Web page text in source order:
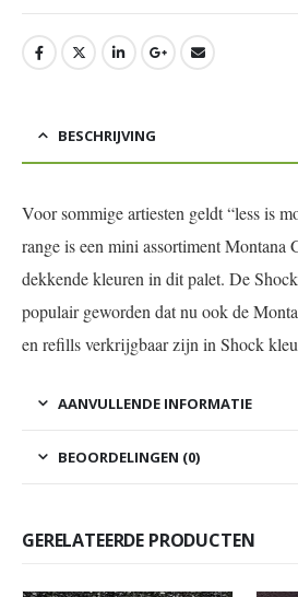
BESCHRIJVING
Voor sommige artiesten geldt “less is
range is een mini assortiment Montana
dekkende kleuren in dit palet. De
populair geworden dat nu ook de
en refills verkrijgbaar zijn in Shock
AANVULLENDE INFORMATIE
BEOORDELINGEN (0)
GERELATEERDE PRODUCTEN